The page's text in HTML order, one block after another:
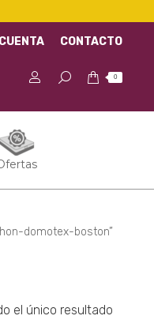
CONTACTO
0
domotex-boston”
el único resultado